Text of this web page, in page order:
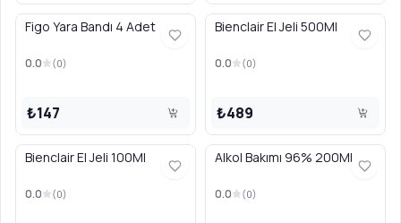
Figo Yara Bandı 4 Adet
0.0 (0)
₺147
Bienclair El Jeli 500Ml
0.0 (0)
₺489
Bienclair El Jeli 100Ml
0.0 (0)
Alkol Bakımı 96% 200Ml
0.0 (0)